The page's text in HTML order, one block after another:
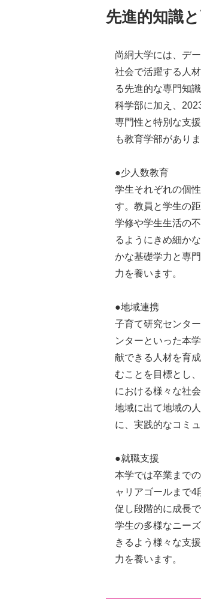
先進的知識
尚絅大学には、デ
社会で活躍する人
る先進的な専門知
科学部に加え、
専門性と特別な支
も教育学部がありま
●少人数教育
学生それぞれの個
す。教員と学生の
学修や学生生活の
るようにきめ細か
かな基礎学力と専
力を養います。
●地域連携
子育て研究センタ
ンターといった本
献できる人材を育
むことを目標とし
における様々な社
地域に出て地域の
に、実践的なコミ
●就職支援
本学では卒業まで
ャリアゴールまで4
促し段階的に成長
学生の多様なニー
きるよう様々な支
力を養います。